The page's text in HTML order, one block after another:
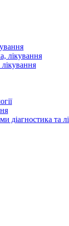
лікування
діагностика та